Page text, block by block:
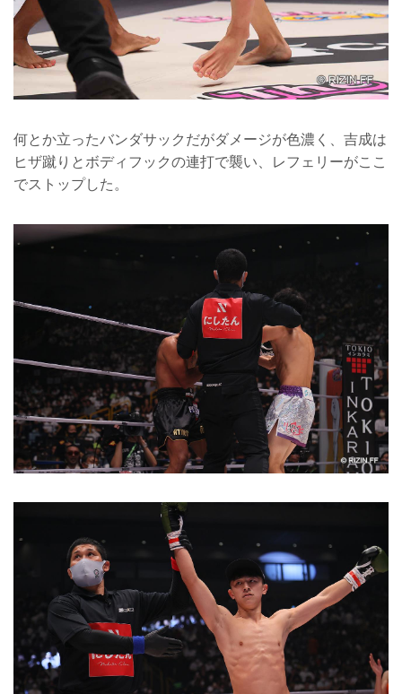
何とか立ったバンダサックだがダメージが色濃く、吉成は
ヒザ蹴りとボディフックの連打で襲い、レフェリーがここ
でストップした。